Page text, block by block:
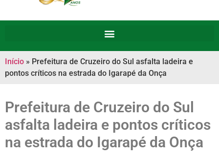
Início » Prefeitura de Cruzeiro do Sul asfalta ladeira e
pontos críticos na estrada do Igarapé da Onça
Prefeitura de Cruzeiro do Sul
asfalta ladeira e pontos críticos
na estrada do Igarapé da Onça